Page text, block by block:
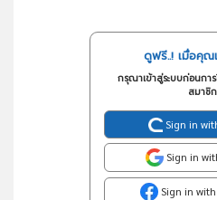
ดูฟรี..! เมื่อคุณ
กรุณาเข้าสู่ระบบก่อนกา
สมาชิก
Sign in
Sign in
Sign in